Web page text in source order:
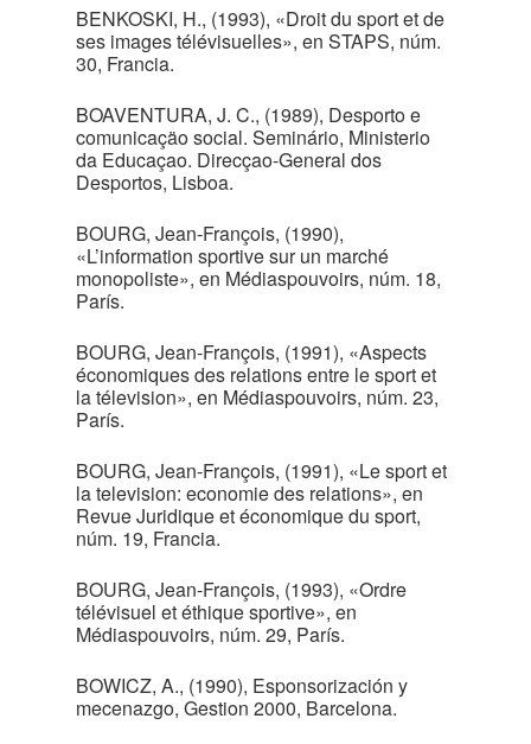
BENKOSKI, H., (1993), «Droit du sport et de
ses images télévisuelles», en STAPS, núm.
30, Francia.
BOAVENTURA, J. C., (1989), Desporto e
comunicaçäo social. Seminário, Ministerio
da Educaçao. Direcçao-General dos
Desportos, Lisboa.
BOURG, Jean-François, (1990),
«L’information sportive sur un marché
monopoliste», en Médiaspouvoirs, núm. 18,
París.
BOURG, Jean-François, (1991), «Aspects
économiques des relations entre le sport et
la télevision», en Médiaspouvoirs, núm. 23,
París.
BOURG, Jean-François, (1991), «Le sport et
la television: economie des relations», en
Revue Juridique et économique du sport,
núm. 19, Francia.
BOURG, Jean-François, (1993), «Ordre
télévisuel et éthique sportive», en
Médiaspouvoirs, núm. 29, París.
BOWICZ, A., (1990), Esponsorización y
mecenazgo, Gestion 2000, Barcelona.